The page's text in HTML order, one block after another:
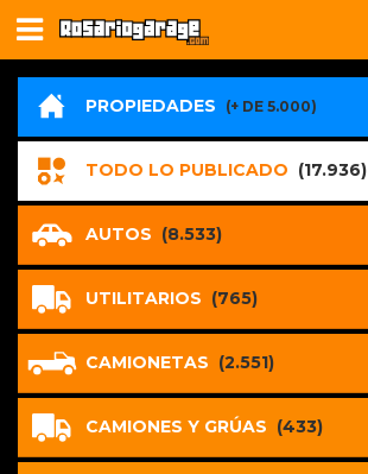
PROPIEDADES (+ DE 5.000)
TODO LO PUBLICADO (17.936)
AUTOS (8.533)
UTILITARIOS (765)
CAMIONETAS (2.551)
CAMIONES Y GRÚAS (433)